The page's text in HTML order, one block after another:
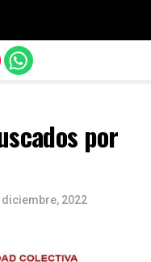
por
diciembre, 2022
móvil